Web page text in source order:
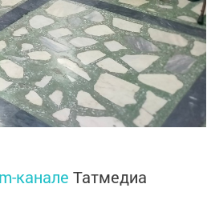
канале Татмедиа